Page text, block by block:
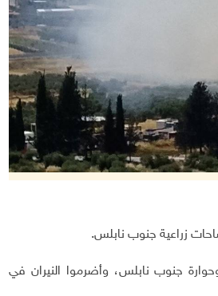
.
جنوب نابلس، وأضرموا النيران في